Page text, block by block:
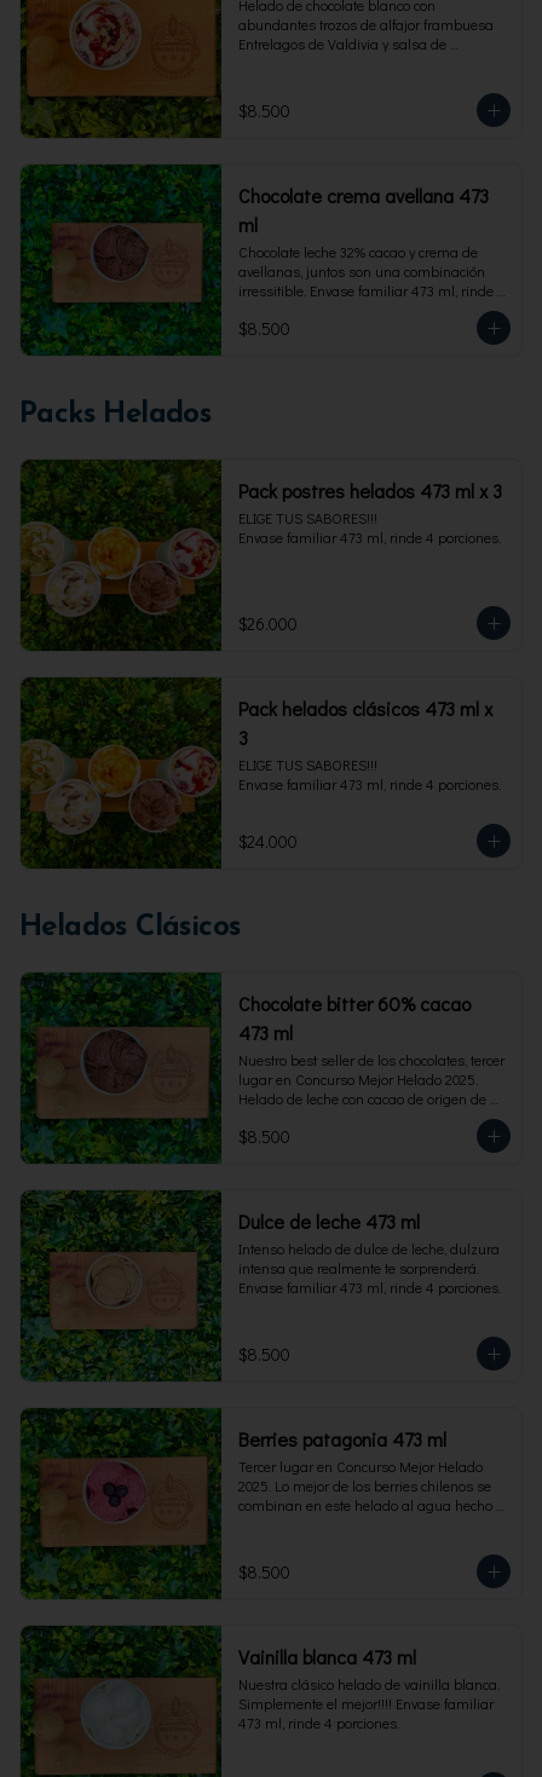
Helado de chocolate blanco con
abundantes trozos de alfajor frambuesa
Entrelagos de Valdivia y salsa de
$8.500
Chocolate crema avellana 473
ml
Chocolate leche 32% cacao y crema de
avellanas, juntos son una combinación
irressitible. Envase familiar 473 ml, rinde 4
$8.500
Packs Helados
Pack postres helados 473 ml x 3
ELIGE TUS SABORES!!!
Envase familiar 473 ml, rinde 4 porciones.
$26.000
Pack helados clásicos 473 ml x
3
ELIGE TUS SABORES!!!
Envase familiar 473 ml, rinde 4 porciones.
$24.000
Helados Clásicos
Chocolate bitter 60% cacao
473 ml
Nuestro best seller de los chocolates, tercer
lugar en Concurso Mejor Helado 2025.
Helado de leche con cacao de origen de
intensidad al 60%. Envase familiar 473 ml,
rinde 4  porciones.
$8.500
Dulce de leche 473 ml
Intenso helado de dulce de leche, dulzura
intensa que realmente te sorprenderá.
Envase familiar 473 ml, rinde 4 porciones.
$8.500
Berries patagonia 473 ml
Tercer lugar en Concurso Mejor Helado
2025. Lo mejor de los berries chilenos se
combinan en este helado al agua hecho
473 ml. Rinde 4 porciones.
$8.500
Vainilla blanca 473 ml
Nuestra clásico helado de vainilla blanca.
Simplemente el mejor!!!! Envase familiar
473 ml, rinde 4 porciones.